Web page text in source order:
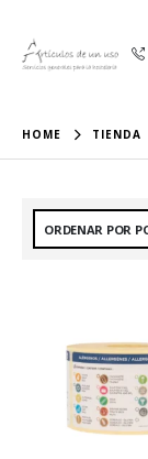
HOME TIENDA